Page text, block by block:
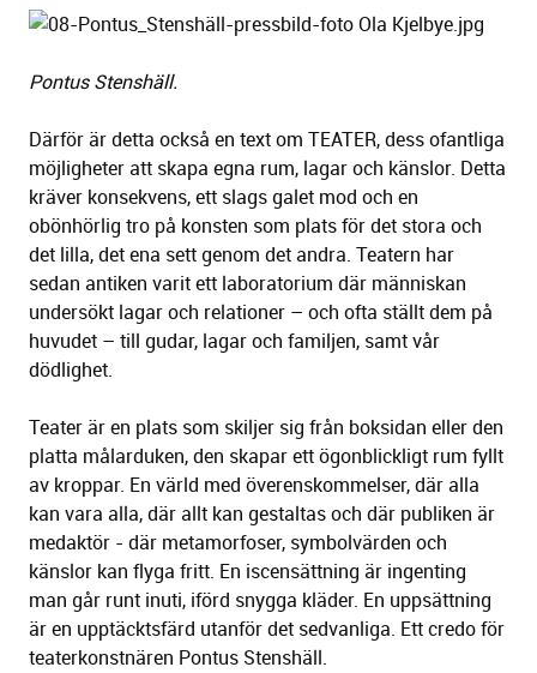
Pontus Stenshäll.
Därför är detta också en text om TEATER, dess ofantliga
möjligheter att skapa egna rum, lagar och känslor. Detta
kräver konsekvens, ett slags galet mod och en
obönhörlig tro på konsten som plats för det stora och
det lilla, det ena sett genom det andra. Teatern har
sedan antiken varit ett laboratorium där människan
undersökt lagar och relationer – och ofta ställt dem på
huvudet – till gudar, lagar och familjen, samt vår
dödlighet.
Teater är en plats som skiljer sig från boksidan eller den
platta målarduken, den skapar ett ögonblickligt rum fyllt
av kroppar. En värld med överenskommelser, där alla
kan vara alla, där allt kan gestaltas och där publiken är
medaktör - där metamorfoser, symbolvärden och
känslor kan flyga fritt. En iscensättning är ingenting
man går runt inuti, iförd snygga kläder. En uppsättning
är en upptäcktsfärd utanför det sedvanliga. Ett credo för
teaterkonstnären Pontus Stenshäll.